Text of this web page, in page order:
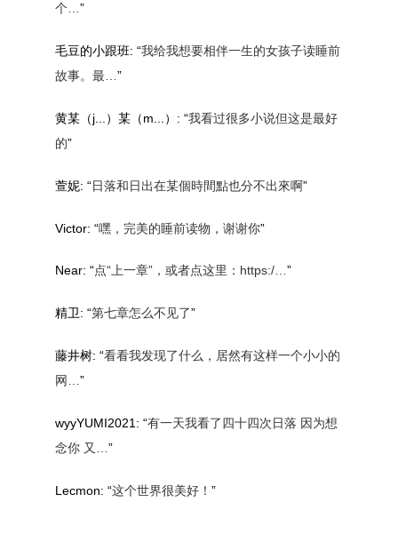
个…”
毛豆的小跟班: “我给我想要相伴一生的女孩子读睡前
故事。最…”
黄某（j...）某（m...） : “我看过很多小说但这是最好
的”
萱妮: “日落和日出在某個時間點也分不出來啊”
Victor: “嘿，完美的睡前读物，谢谢你”
Near: “点“上一章”，或者点这里：https:/…”
精卫: “第七章怎么不见了”
藤井树: “看看我发现了什么，居然有这样一个小小的
网…”
wyyYUMI2021 : “有一天我看了四十四次日落 因为想
念你 又…”
Lecmon: “这个世界很美好！”